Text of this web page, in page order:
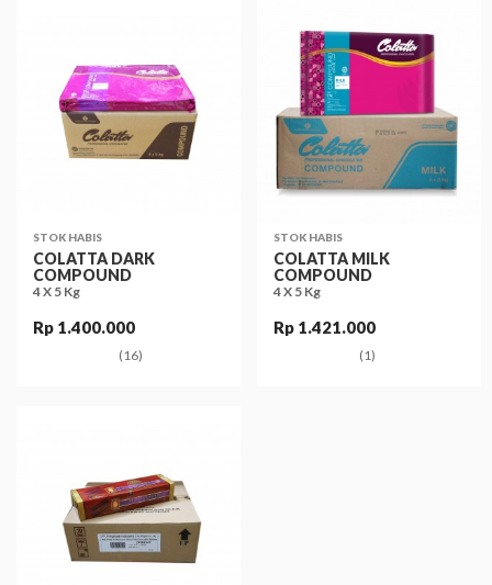
STOK HABIS
COLATTA DARK
COMPOUND
4 X 5 Kg
Rp 1.400.000
(16)
STOK HABIS
COLATTA MILK
COMPOUND
4 X 5 Kg
Rp 1.421.000
(1)